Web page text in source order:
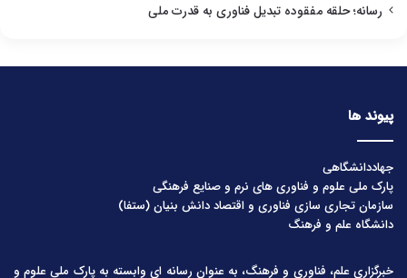
رسانه؛ حلقه مفقوده تبدیل فناوری به قدرت ملی
پیوند ها
جهاددانشگاهی
پارک ملی علوم و فناوری های نرم و صنایع فرهنگی
سازمان تجاری سازی فناوری و اقتصاد دانش بنیان (ستفا)
دانشگاه علم و فرهنگ
خبرگزاری علم، فناوری و فرهنگ، به عنوان رسانه ای وابسته به پارک ملی علوم و